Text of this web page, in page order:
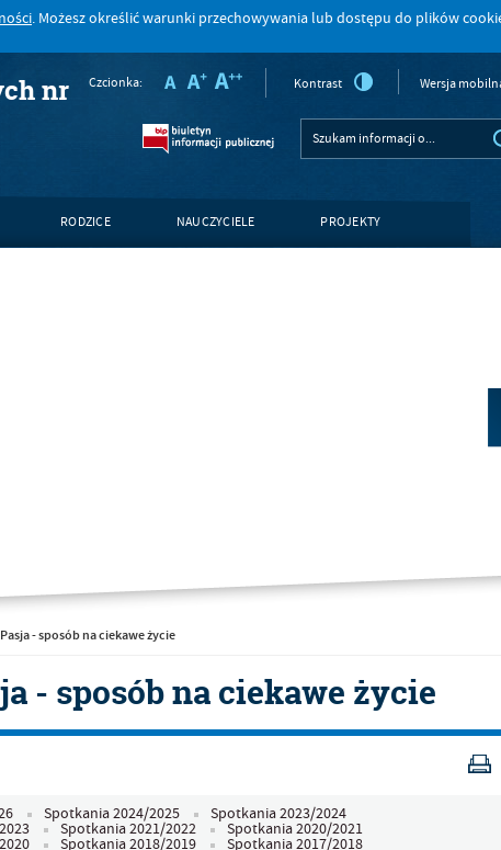
. Możesz określić warunki przechowywania lub dostępu do plików
nr Czcionka: Kontrast Wersja
RODZICE NAUCZYCIELE PROJEKTY
Pasja - sposób na ciekawe życie
- sposób na ciekawe życie
Spotkania 2024/2025 Spotkania 2023/2024
Spotkania 2021/2022 Spotkania 2020/2021
Spotkania 2018/2019 Spotkania 2017/2018